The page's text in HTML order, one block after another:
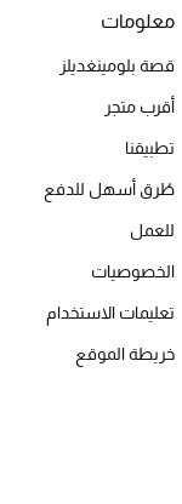
معلومات
قصة بلومينغديلز
أقرب متجر
تطبيقنا
طُرق أسهل للدفع
للعمل
الخصوصيات
تعليمات الاستخدام
خريطة الموقع